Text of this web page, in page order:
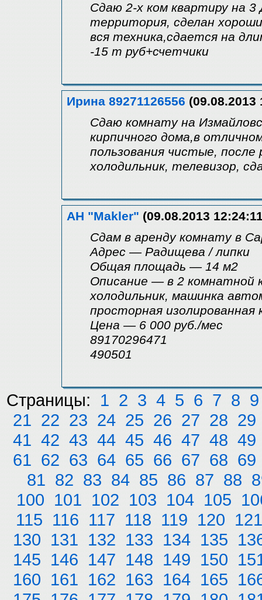
Сдаю 2-х ком квартиру на 3
территория, сделан
вся техника,сдается на
-15 т руб+счетчики
Ирина 89271126556 (09.08.2013
Сдаю комнату на
кирпичного дома,в
пользования чистые,
холодильник, телевизор,
АН "Makler" (09.08.2013
Сдам в аренду комнату в
Адрес — Радищева / липки
Общая площадь — 14 м2
Описание — в 2 комнатной
холодильник, машинка
просторная
Цена — 6 000 руб./мес
89170296471
490501
Страницы: 1 2 3 4 5 6 7 8 9
21 22 23 24 25 26 27 28 29
41 42 43 44 45 46 47 48 49
61 62 63 64 65 66 67 68 69
81 82 83 84 85 86 87 88
100 101 102 103 104 105
115 116 117 118 119 120 121
130 131 132 133 134 135
145 146 147 148 149 150
160 161 162 163 164 165